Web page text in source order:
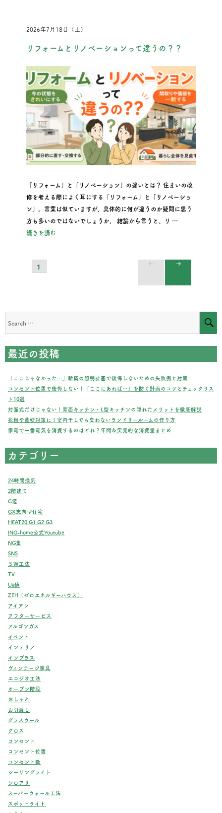
2026年7月18日（土）
リフォームとリノベーションって違うの？？
「リフォーム」と「リノベーション」の違いとは？ 住まいの改
修を考える際によく耳にする「リフォーム」と「リノベーショ
ン」。言葉は似ていますが、具体的に何が違うのか疑問に思う
方も多いのではないでしょうか。 結論から言うと、リ …
続きを読む“リフォームとリノベーションって違うの？？”
投
の
ペ
ー
ジ
り
PAGE
1
最近の投稿
「ここじゃなかった…」新築の照明計画で後悔しないための失敗例と対策
コンセント位置で後悔しない！「ここにあれば…」を防ぐ計画のコツとチェックリス
ト10選
対面式だけじゃない！背面キッチン・L型キッチンの隠れたメリットを徹底解説
花粉や黄砂対策に！室内干しでも臭わないランドリールームの作り方
家電で一番電気を消費するのはどれ？年間＆突発的な消費量まとめ
カテゴリー
24時間換気
2階建て
C値
GX志向型住宅
HEAT20 G1 G2 G3
ING-home公式Youtube
NG集
SNS
ＳＷ工法
TV
Ua値
ZEH（ゼロエネルギーハウス）
アイアン
アフターサービス
アルゴンガス
イベント
インテリア
インプラス
ヴィンテージ家具
エコジオ工法
オープン階段
おしゃれ
お引渡し
グラスウール
クロス
コンセント
コンセント位置
コンセント数
シーリングライト
シロアリ
スーパーウォール工法
スポットライト